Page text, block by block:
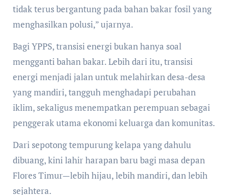
tidak terus bergantung pada bahan bakar fosil yang
menghasilkan polusi,” ujarnya.
Bagi YPPS, transisi energi bukan hanya soal
mengganti bahan bakar. Lebih dari itu, transisi
energi menjadi jalan untuk melahirkan desa-desa
yang mandiri, tangguh menghadapi perubahan
iklim, sekaligus menempatkan perempuan sebagai
penggerak utama ekonomi keluarga dan komunitas.
Dari sepotong tempurung kelapa yang dahulu
dibuang, kini lahir harapan baru bagi masa depan
Flores Timur—lebih hijau, lebih mandiri, dan lebih
sejahtera.